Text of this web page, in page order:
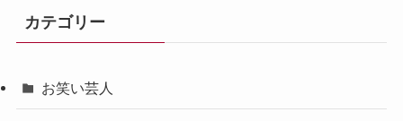
カテゴリー
お笑い芸人